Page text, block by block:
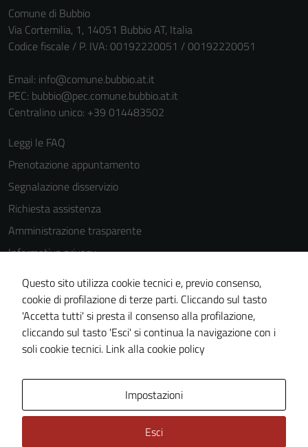
Comune di Bubbio
Via Cortemilia, 1, 14051 Bubbio AT, Italia
Codice fiscale / P. IVA: 00192220051 / 00192220051
Email: info@comune.bubbio.at.it
PEC: bubbio@pec.comune.bubbio.at.it
Centralino unico: +39 014483502
Leggi le FAQ
Prenotazione appuntamento
Segnalazione disservizio
Richiesta assistenza
Amministrazione trasparente
Informativa privacy
Cookie Policy
Note legali
Dichiarazione di accessibilità
Piano di miglioramento del sito
Questo sito utilizza cookie tecnici e, previo consenso,
cookie di profilazione di terze parti. Cliccando sul tasto
'Accetta tutti' si presta il consenso alla profilazione,
cliccando sul tasto 'Esci' si continua la navigazione con i
soli cookie tecnici. Link alla cookie policy
Impostazioni
Esci